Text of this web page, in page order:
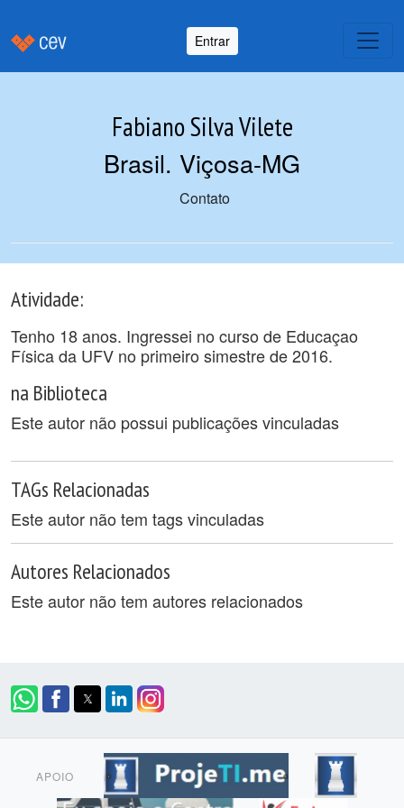
Entrar
Fabiano Silva Vilete
Brasil. Viçosa-MG
Contato
Atividade:
Tenho 18 anos. Ingressei no curso de Educaçao
Física da UFV no primeiro simestre de 2016.
na Biblioteca
Este autor não possui publicações vinculadas
TAGs Relacionadas
Este autor não tem tags vinculadas
Autores Relacionados
Este autor não tem autores relacionados
APOIO